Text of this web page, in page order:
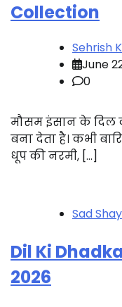
Collection
Sehrish
June
0
मौसम इंसान के दिल
बना देता है। कभी
धूप की नरमी, […]
Sad
Dil Ki
2026